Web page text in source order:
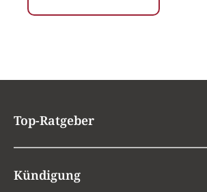
Top-Ratgeber
Kündigung